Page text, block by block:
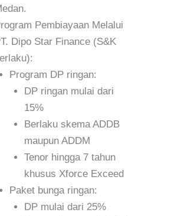
Pembiayaan Melalui
Dipo Star Finance (S&K
Program DP ringan:
DP ringan mulai dari
15%
Berlaku skema ADDB
maupun ADDM
Tenor hingga 7 tahun
khusus Xforce Exceed
Paket bunga ringan:
DP mulai dari 25%